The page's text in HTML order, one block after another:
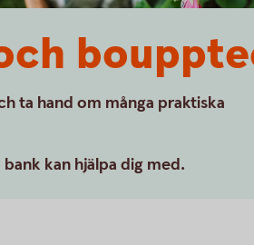
ta hand om många praktiska
kan hjälpa dig med.